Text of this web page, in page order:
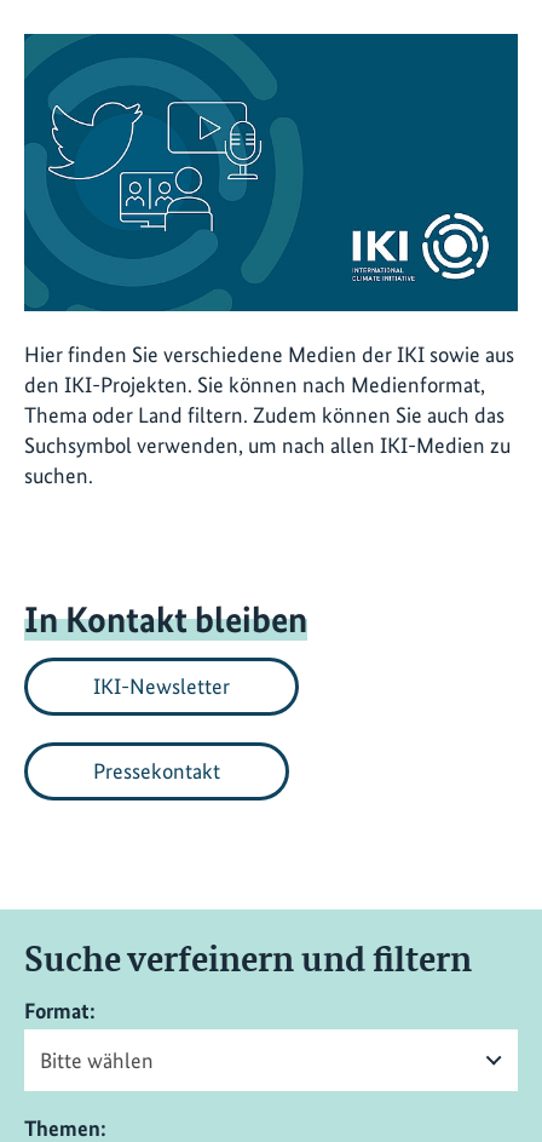
Hier finden Sie verschiedene Medien der IKI sowie aus
den IKI-Projekten. Sie können nach Medienformat,
Thema oder Land filtern. Zudem können Sie auch das
Suchsymbol verwenden, um nach allen IKI-Medien zu
suchen.
In Kontakt bleiben
IKI-Newsletter
Pressekontakt
Suche verfeinern und filtern
Format:
Themen: